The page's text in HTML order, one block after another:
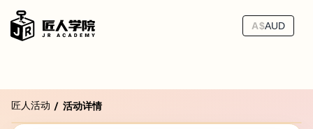
A$AUD
匠人活动 / 活动详情